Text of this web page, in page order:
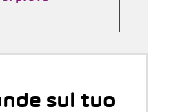
sul tuo